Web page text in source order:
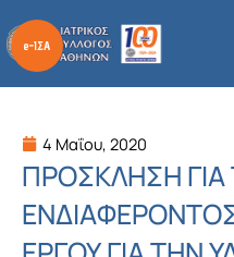
στο
περιεχόμενο
4 Μαΐου, 2020
ΠΡΟΣΚΛΗΣΗ